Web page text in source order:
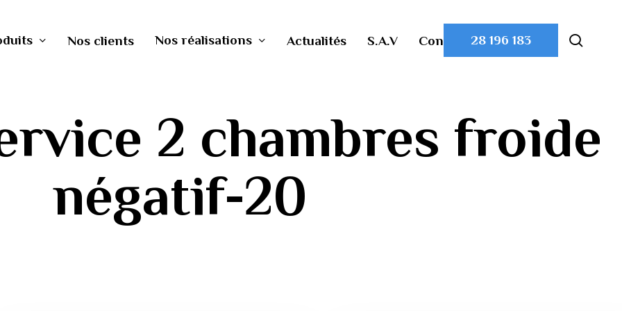
Nos clients Nos réalisations Actualités S.A.V Contact 28 196 183
2 chambres froide
négatif-20